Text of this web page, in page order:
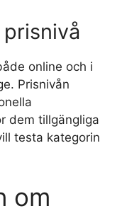
online och i
Prisnivån
dem tillgängliga
testa kategorin
om